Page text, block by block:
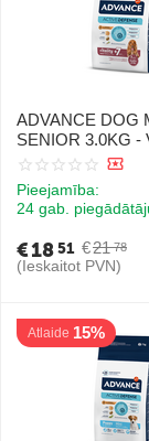
ADVANCE DOG
SENIOR 3.0KG -
ŠĶIRŅU
RISIEM)
Pieejamība:
24 gab.
€21 78
€1851
(Ieskaitot PVN)
Atlaide 15%